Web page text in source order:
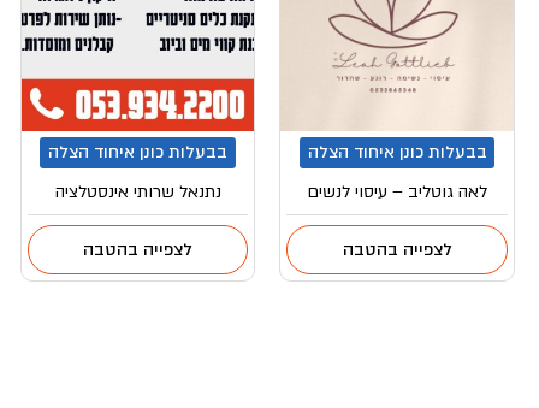
בבעלות כונן איחוד הצלה
לאה גוטליב – עיסוי לנשים
לצפייה בהטבה
בבעלות כונן איחוד הצלה
נתנאל שרותי אינסטלציה
לצפייה בהטבה